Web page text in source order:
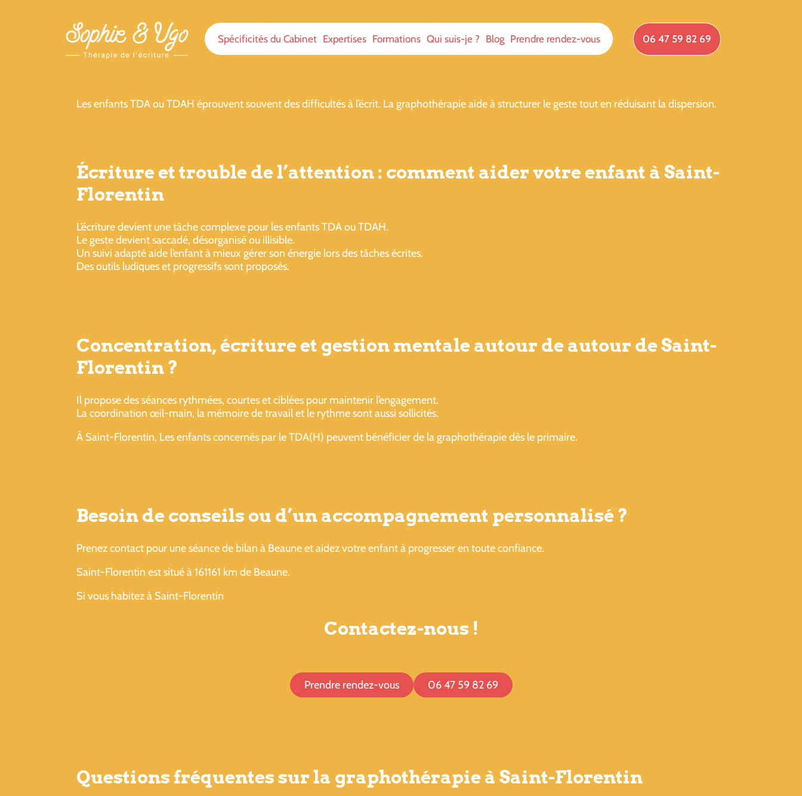
Spécificités du Cabinet Expertises Formations Qui suis-je ? Blog Prendre rendez-vous 06 47 59 82 69
Les enfants TDA ou TDAH éprouvent souvent des difficultés à l’écrit. La graphothérapie aide à structurer le geste tout en réduisant la dispersion.
Écriture et trouble de l’attention : comment aider votre enfant à Saint-
Florentin
L’écriture devient une tâche complexe pour les enfants TDA ou TDAH.
Le geste devient saccadé, désorganisé ou illisible.
Un suivi adapté aide l’enfant à mieux gérer son énergie lors des tâches écrites.
Des outils ludiques et progressifs sont proposés.
Concentration, écriture et gestion mentale autour de autour de Saint-
Florentin ?
Il propose des séances rythmées, courtes et ciblées pour maintenir l’engagement.
La coordination œil-main, la mémoire de travail et le rythme sont aussi sollicités.
À Saint-Florentin, Les enfants concernés par le TDA(H) peuvent bénéficier de la graphothérapie dès le primaire.
Besoin de conseils ou d’un accompagnement personnalisé ?
Prenez contact pour une séance de bilan à Beaune et aidez votre enfant à progresser en toute confiance.
Saint-Florentin est situé à 161161 km de Beaune.
Si vous habitez à Saint-Florentin
Contactez-nous !
Prendre rendez-vous 06 47 59 82 69
Questions fréquentes sur la graphothérapie à Saint-Florentin